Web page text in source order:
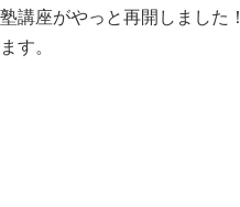
講座がやっと再開しました！
す。